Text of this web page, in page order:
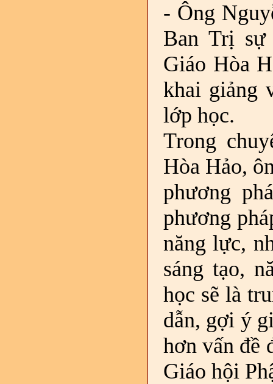
- Ông
Ban Trị sự
Giáo Hòa
khai giảng
lớp học.
Trong
Hòa Hảo,
phương
phương
năng lực,
sáng tạo,
học sẽ là
dẫn, gợi ý
hơn vấn đề
Giáo hội